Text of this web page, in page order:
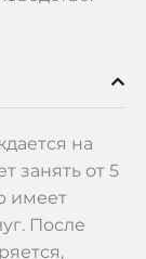
на
занять от 5
имеет
После